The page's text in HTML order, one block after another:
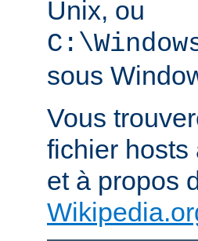
Unix, ou
sous
Vous
fichier hosts
et à propos